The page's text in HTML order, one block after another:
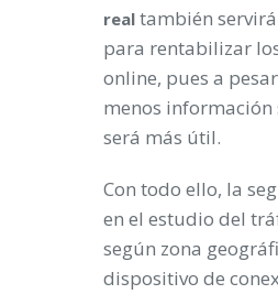
real también
para rentabilizar
online, pues a
menos información
será más útil.
Con todo ello, la
en el estudio del
según zona
dispositivo de